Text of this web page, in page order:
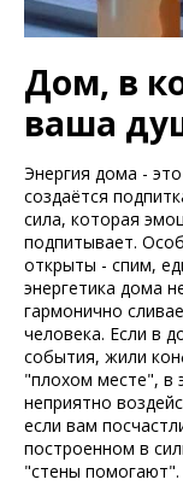
Дом, в
ваша
Энергия дома -
создаётся
сила, которая
подпитывает.
открыты - спим,
энергетика дома
гармонично
человека. Если в
события, жили
"плохом месте", в
неприятно
если вам
построенном в
"стены помогают".